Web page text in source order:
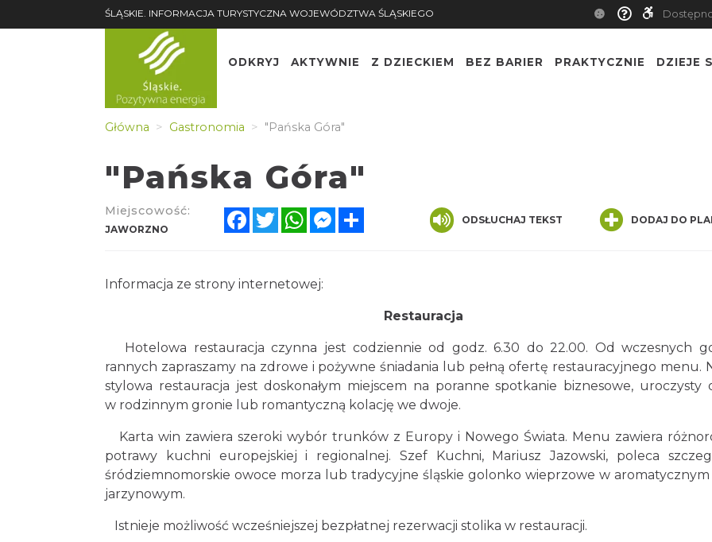
ŚLĄSKIE. INFORMACJA TURYSTYCZNA WOJEWÓDZTWA ŚLĄSKIEGO
ODKRYJ AKTYWNIE Z DZIECKIEM BEZ BARIER PRAKTYCZNIE DZIEJE
Główna Gastronomia "Pańska Góra"
"Pańska Góra"
Miejscowość:
JAWORZNO
FacebookTwitterWhatsAppMessenger ODSŁUCHAJ TEKST DODAJ DO
Informacja ze strony internetowej:
Restauracja
Hotelowa restauracja czynna jest codziennie od godz. 6.30 do 22.00. Od wczesnych
rannych zapraszamy na zdrowe i pożywne śniadania lub pełną ofertę restauracyjnego menu.
stylowa restauracja jest doskonałym miejscem na poranne spotkanie biznesowe, uroczysty
w rodzinnym gronie lub romantyczną kolację we dwoje.
Karta win zawiera szeroki wybór trunków z Europy i Nowego Świata. Menu zawiera
potrawy kuchni europejskiej i regionalnej. Szef Kuchni, Mariusz Jazowski, poleca
śródziemnomorskie owoce morza lub tradycyjne śląskie golonko wieprzowe w aromatycznym
jarzynowym.
Istnieje możliwość wcześniejszej bezpłatnej rezerwacji stolika w restauracji.